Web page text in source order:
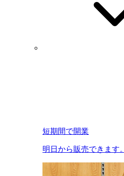
短期間で開業
明日から販売できます。